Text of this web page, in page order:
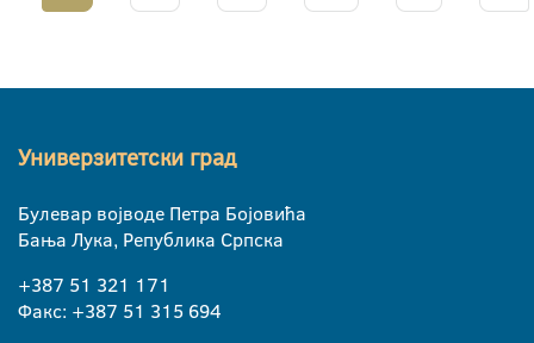
Универзитетски град
Булевар војводе Петра Бојовића
Бања Лука, Република Српска
+387 51 321 171
Факс: +387 51 315 694